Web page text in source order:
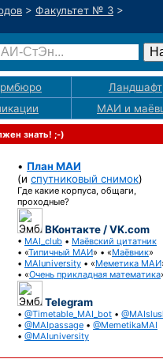
> Факультет № 3 >
Ландшафт
МАИ и
знать! ;-)
• План МАИ
(и спутниковый снимок)
Где какие корпуса, общаги,
проходные?
ВКонтакте / VK.com
• MAI_club • Маёвский цитатник
• «Типичный МАИ» • «Маёвник»
• MAIuniversity • «Меметика МАИ
• «Очень прикладная математика
Telegram
• @Timetable_MAI_bot •
• @MAIpassage • @MemetikaMAI
• @MAIuniversity